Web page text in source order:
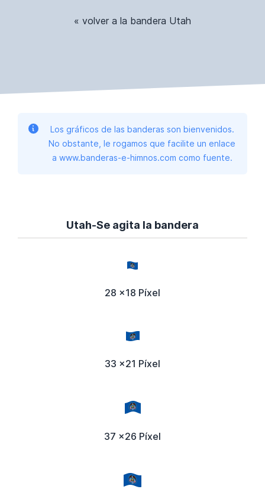
« volver a la bandera Utah
Los gráficos de las banderas son bienvenidos.
No obstante, le rogamos que facilite un enlace
a www.banderas-e-himnos.com como fuente.
Utah-Se agita la bandera
28 x18 Píxel
33 x21 Píxel
37 x26 Píxel